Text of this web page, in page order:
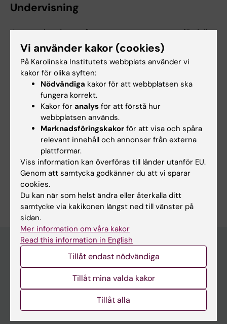
Undervisning
Jag undervisar på masterprogrammet /Public
Health Science- Track Health
Economics, Policy and Management/,
Karolinska Institutet
Forskningsområden:
Hälso- och sjukvårdsorganisation, hälsopolitik och
hälsoekonomi
Är du Matilda Hagman?
Redigera din profil
Huvudmeny
Vi använder kakor (cookies)
På Karolinska Institutets webbplats använder vi
kakor för olika syften:
Nödvändiga kakor för att webbplatsen ska
fungera korrekt.
Kakor för analys för att förstå hur
webbplatsen används.
Marknadsföringskakor för att visa och spåra
relevant innehåll och annonser från externa
plattformar.
Viss information kan överföras till länder utanför EU.
Genom att samtycka godkänner du att vi sparar
cookies.
Du kan när som helst ändra eller återkalla ditt
samtycke via kakikonen längst ned till vänster på
sidan.
Mer information om våra kakor
Read this information in English
Tillåt endast nödvändiga
Tillåt mina valda kakor
Tillåt alla